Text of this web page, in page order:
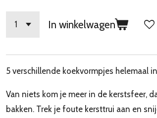
In winkelwagen
5 verschillende koekvormpjes helemaal
Van niets kom je meer in de kerstsfeer,
bakken. Trek je foute kersttrui aan en